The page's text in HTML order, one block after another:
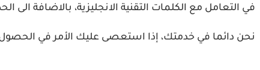
في التعامل مع الكلمات التقنية الانجليزية، بالاضافة
نحن دائما في خدمتك، إذا استعصى عليك الأمر في الحصول